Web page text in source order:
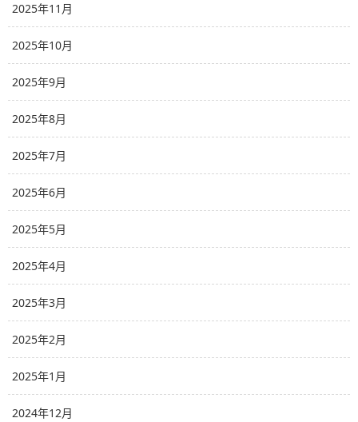
2025年11月
2025年10月
2025年9月
2025年8月
2025年7月
2025年6月
2025年5月
2025年4月
2025年3月
2025年2月
2025年1月
2024年12月